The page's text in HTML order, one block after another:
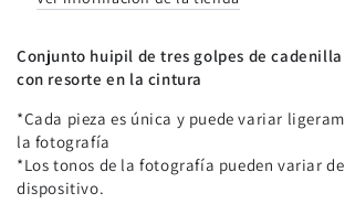
Conjunto huipil de tres golpes de
con resorte en la cintura
*Cada pieza es única y puede variar
la fotografía
*Los tonos de la fotografía pueden variar
dispositivo.